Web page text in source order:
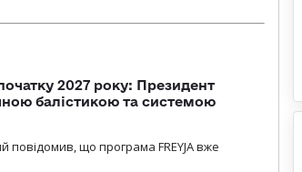
2027 року: Президент
балістикою та системою
що програма FREYJA вже